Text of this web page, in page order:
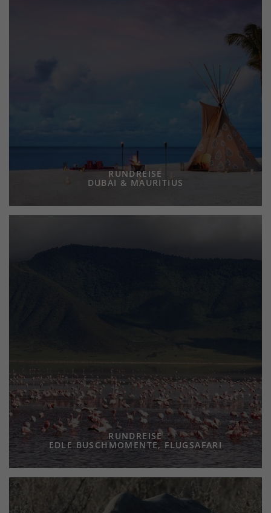
RUNDREISE
DUBAI & MAURITIUS
RUNDREISE
EDLE BUSCHMOMENTE, FLUGSAFARI